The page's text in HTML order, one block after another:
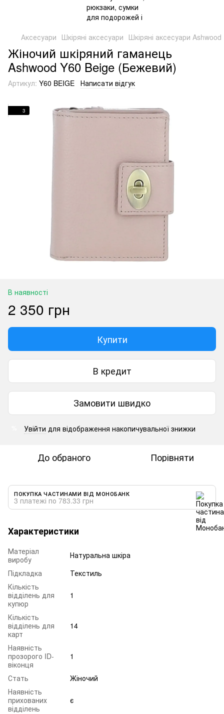
Аксесуари Шкіряні аксесуари Шкіряні аксесуари Ashwood
Жіночий шкіряний гаманець
Ashwood Y60 Beige (Бежевий)
Артикул: Y60 BEIGE Написати відгук
3
В наявності
2 350 грн
Купити
В кредит
Замовити швидко
Увійти для відображення накопичувальної знижки
До обраного Порівняти
ПОКУПКА ЧАСТИНАМИ ВІД МОНОБАНК
3 платежі по 783.33 грн
Характеристики
Матеріал
виробу
Натуральна шкіра
Підкладка
Текстиль
Кількість
відділень для
купюр
1
Кількість
відділень для
карт
14
Наявність
прозорого ID-
віконця
1
Стать
Жіночий
Наявність
прихованих
відділень
є